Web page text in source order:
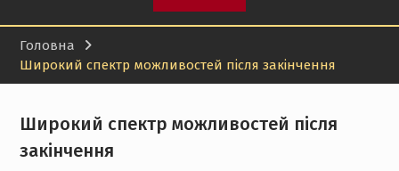
Головна
Широкий спектр можливостей після закінчення
Широкий спектр можливостей після
закінчення